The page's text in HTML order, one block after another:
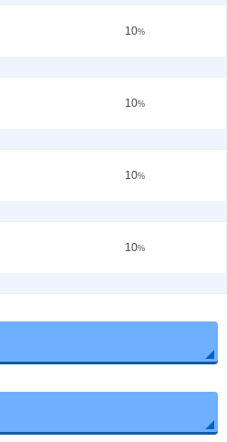
10%
10%
10%
10%